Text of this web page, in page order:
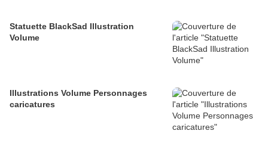
Statuette BlackSad Illustration
Volume
Illustrations Volume Personnages
caricatures